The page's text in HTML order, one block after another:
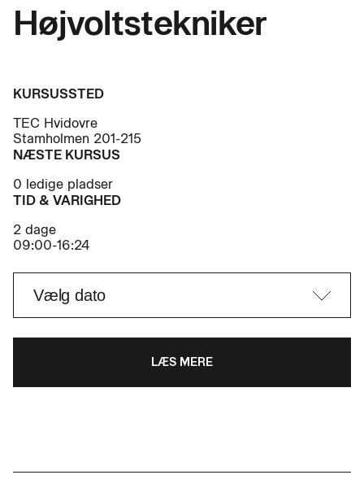
Højvoltstekniker
KURSUSSTED
TEC Hvidovre
Stamholmen 201-215
NÆSTE KURSUS
0 ledige pladser
TID & VARIGHED
2 dage
09:00-16:24
LÆS MERE